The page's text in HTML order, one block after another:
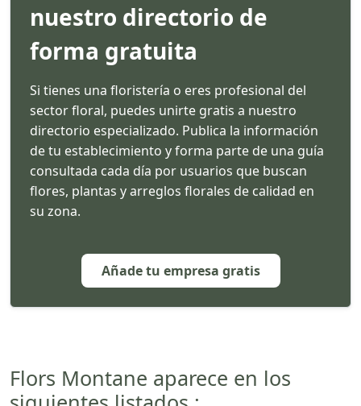
nuestro directorio de
forma gratuita
Si tienes una floristería o eres profesional del
sector floral, puedes unirte gratis a nuestro
directorio especializado. Publica la información
de tu establecimiento y forma parte de una guía
consultada cada día por usuarios que buscan
flores, plantas y arreglos florales de calidad en
su zona.
Añade tu empresa gratis
Flors Montane aparece en los